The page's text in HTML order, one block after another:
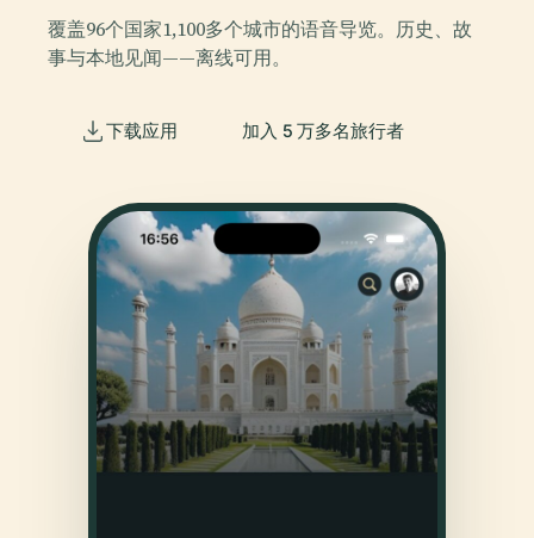
覆盖96个国家1,100多个城市的语音导览。历史、故
事与本地见闻——离线可用。
下载应用 加入 5 万多名旅行者